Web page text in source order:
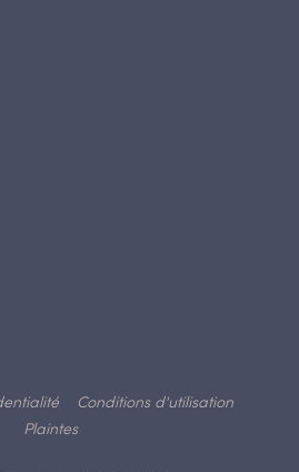
Conditions d'utilisation
Plaintes